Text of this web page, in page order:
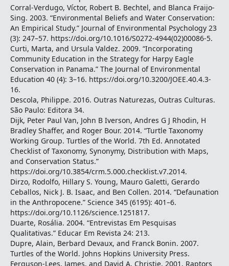
Corral-Verdugo, Vı́ctor, Robert B. Bechtel, and Blanca Fraijo-
Sing. 2003. “Environmental Beliefs and Water Conservation:
An Empirical Study.” Journal of Environmental Psychology 23
(3): 247–57. https://doi.org/10.1016/S0272-4944(02)00086-5.
Curti, Marta, and Ursula Valdez. 2009. “Incorporating
Community Education in the Strategy for Harpy Eagle
Conservation in Panama.” The Journal of Environmental
Education 40 (4): 3–16. https://doi.org/10.3200/JOEE.40.4.3-
16.
Descola, Philippe. 2016. Outras Naturezas, Outras Culturas.
São Paulo: Editora 34.
Dijk, Peter Paul Van, John B Iverson, Andres G J Rhodin, H
Bradley Shaffer, and Roger Bour. 2014. “Turtle Taxonomy
Working Group. Turtles of the World. 7th Ed. Annotated
Checklist of Taxonomy, Synonymy, Distribution with Maps,
and Conservation Status.”
https://doi.org/10.3854/crm.5.000.checklist.v7.2014.
Dirzo, Rodolfo, Hillary S. Young, Mauro Galetti, Gerardo
Ceballos, Nick J. B. Isaac, and Ben Collen. 2014. “Defaunation
in the Anthropocene.” Science 345 (6195): 401–6.
https://doi.org/10.1126/science.1251817.
Duarte, Rosália. 2004. “Entrevistas Em Pesquisas
Qualitativas.” Educar Em Revista 24: 213.
Dupre, Alain, Berbard Devaux, and Franck Bonin. 2007.
Turtles of the World. Johns Hopkins University Press.
Ferguson-Lees, James, and David A. Christie. 2001. Raptors